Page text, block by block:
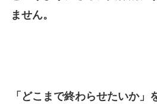
ません。
「どこまで終わらせたいか」